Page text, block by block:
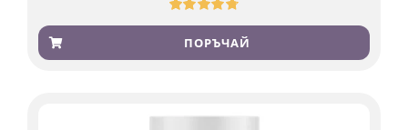
Оценен
4.76 от 5,
базирано
819
ПОРЪЧАЙ